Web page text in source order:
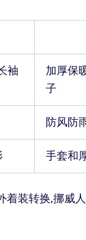
袖
加厚保
子
防风防
手套和
着装转换,挪威